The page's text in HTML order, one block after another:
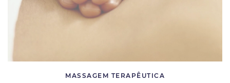
MASSAGEM TERAPÊUTICA